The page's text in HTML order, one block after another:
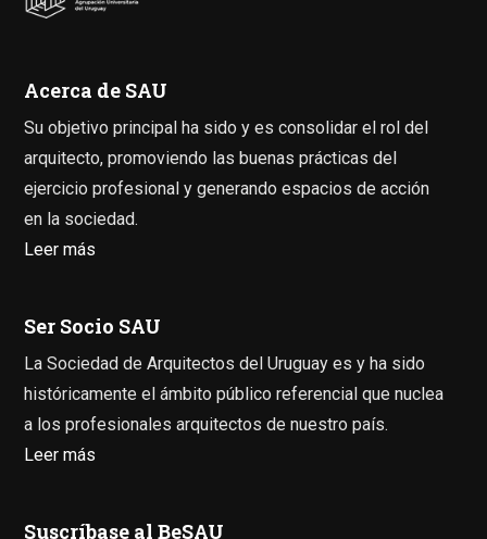
Acerca de SAU
Su objetivo principal ha sido y es consolidar el rol del
arquitecto, promoviendo las buenas prácticas del
ejercicio profesional y generando espacios de acción
en la sociedad.
Leer más
Ser Socio SAU
La Sociedad de Arquitectos del Uruguay es y ha sido
históricamente el ámbito público referencial que nuclea
a los profesionales arquitectos de nuestro país.
Leer más
Suscríbase al BeSAU